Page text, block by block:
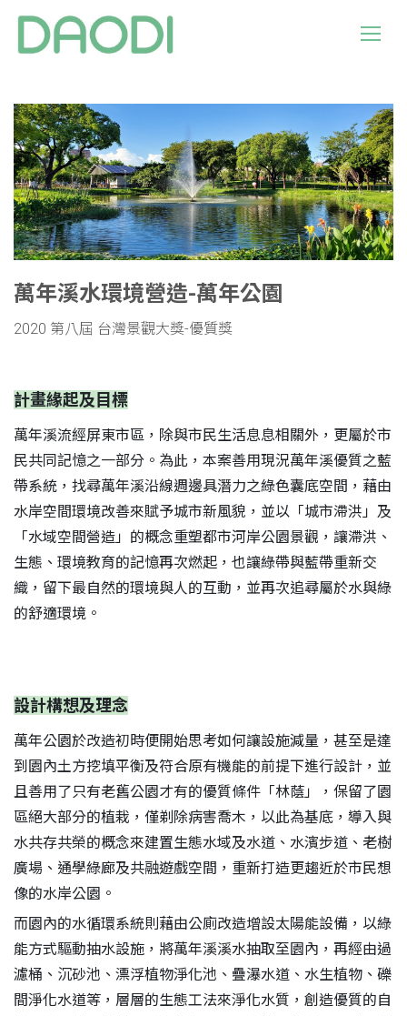
萬年溪水環境營造-萬年公園
2020 第八屆 台灣景觀大獎-優質獎
計畫緣起及目標
萬年溪流經屏東市區，除與市民生活息息相關外，更屬於市
民共同記憶之一部分。為此，本案善用現況萬年溪優質之藍
帶系統，找尋萬年溪沿線週邊具潛力之綠色囊底空間，藉由
水岸空間環境改善來賦予城市新風貌，並以「城市滯洪」及
「水域空間營造」的概念重塑都市河岸公園景觀，讓滯洪、
生態、環境教育的記憶再次燃起，也讓綠帶與藍帶重新交
織，留下最自然的環境與人的互動，並再次追尋屬於水與綠
的舒適環境。
設計構想及理念
萬年公園於改造初時便開始思考如何讓設施減量，甚至是達
到園內土方挖填平衡及符合原有機能的前提下進行設計，並
且善用了只有老舊公園才有的優質條件「林蔭」，保留了園
區絕大部分的植栽，僅剃除病害喬木，以此為基底，導入與
水共存共榮的概念來建置生態水域及水道、水濱步道、老樹
廣場、通學綠廊及共融遊戲空間，重新打造更趨近於市民想
像的水岸公園。
而園內的水循環系統則藉由公廁改造增設太陽能設備，以綠
能方式驅動抽水設施，將萬年溪溪水抽取至園內，再經由過
濾桶、沉砂池、漂浮植物淨化池、疊瀑水道、水生植物、礫
間淨化水道等，層層的生態工法來淨化水質，創造優質的自